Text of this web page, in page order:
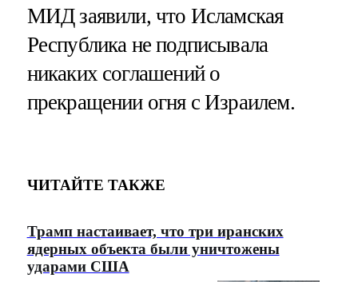
МИД заявили, что Исламская
Республика не подписывала
никаких соглашений о
прекращении огня с Израилем.
ЧИТАЙТЕ ТАКЖЕ
Трамп настаивает, что три иранских
ядерных объекта были уничтожены
ударами США